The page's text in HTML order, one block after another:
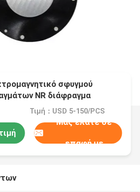
σφυγμού
NR διάφραγμα
χρωμίου FR NBR υλικό
Τιμή：USD 5-150/PCS
Μας ελάτε σε
επαφή με